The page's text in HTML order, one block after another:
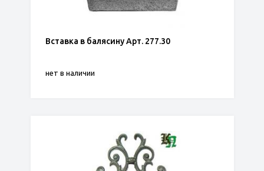
Вставка в балясину Арт. 277.30
нет в наличии